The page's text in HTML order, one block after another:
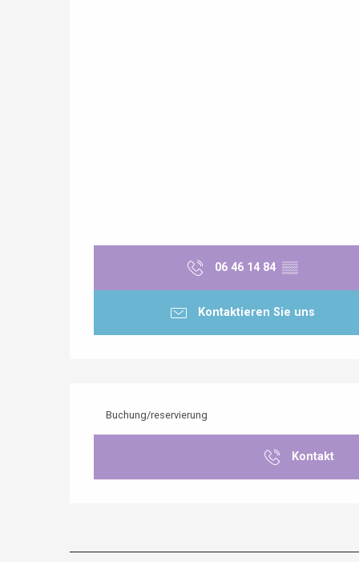
06 46 14 84 ▒▒
Kontaktieren Sie uns
Buchung/reservierung
Kontakt